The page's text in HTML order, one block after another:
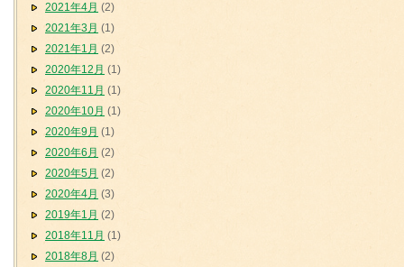
2021年4月 (2)
2021年3月 (1)
2021年1月 (2)
2020年12月 (1)
2020年11月 (1)
2020年10月 (1)
2020年9月 (1)
2020年6月 (2)
2020年5月 (2)
2020年4月 (3)
2019年1月 (2)
2018年11月 (1)
2018年8月 (2)